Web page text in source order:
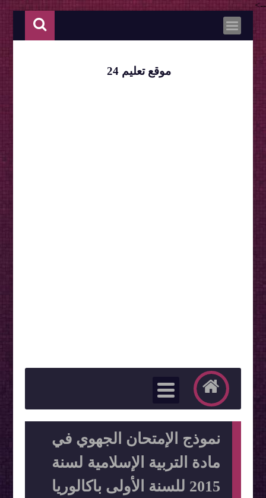
-->
موقع تعليم 24
نموذج الإمتحان الجهوي في
مادة التربية الإسلامية لسنة
2015 للسنة الأولى باكالوريا